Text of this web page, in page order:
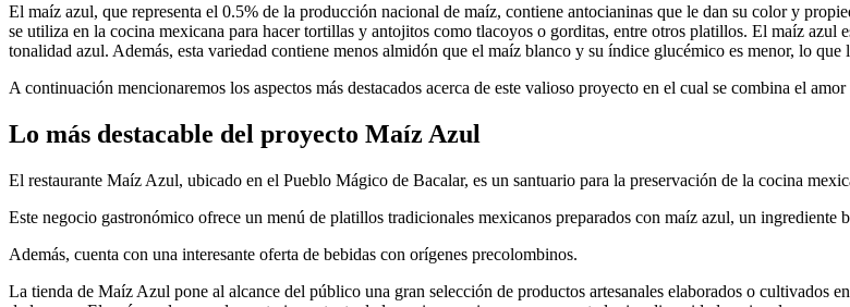
El maíz azul, que representa el 0.5% de la producción nacional de maíz, contiene antocianinas que le dan su color y
se utiliza en la cocina mexicana para hacer tortillas y antojitos como tlacoyos o gorditas, entre otros platillos. El maíz azul
tonalidad azul. Además, esta variedad contiene menos almidón que el maíz blanco y su índice glucémico es menor, lo
A continuación mencionaremos los aspectos más destacados acerca de este valioso proyecto en el cual se combina el
Lo más destacable del proyecto Maíz Azul
El restaurante Maíz Azul, ubicado en el Pueblo Mágico de Bacalar, es un santuario para la preservación de la cocina
Este negocio gastronómico ofrece un menú de platillos tradicionales mexicanos preparados con maíz azul, un
Además, cuenta con una interesante oferta de bebidas con orígenes precolombinos.
La tienda de Maíz Azul pone al alcance del público una gran selección de productos artesanales elaborados o cultivados